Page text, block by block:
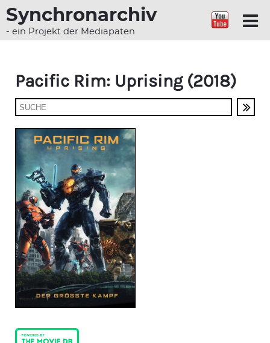
Synchronarchiv
- ein Projekt der Mediapaten
Pacific Rim: Uprising (2018)